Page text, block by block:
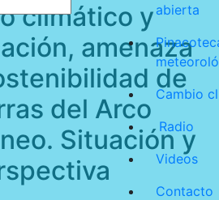
abierta
Cambio
Radio
Videos
Contacto
climático y
amenaza
de
del Arco
Situación y